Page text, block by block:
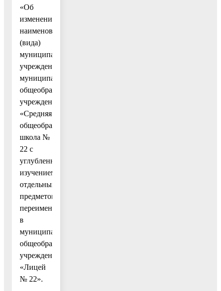
«Об
изменении
наименования
(вида)
муниципального
учреждения»
муниципальное
общеобразовательное
учреждение
«Средняя
общеобразовательная
школа №
22 с
углубленным
изучением
отдельных
предметов»
переименовано
в
муниципальное
общеобразовательное
учреждение
«Лицей
№ 22».